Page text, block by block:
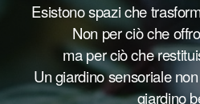
Esistono spazi che
Non per ciò che
ma per ciò che
Un giardino sensoriale
giardino